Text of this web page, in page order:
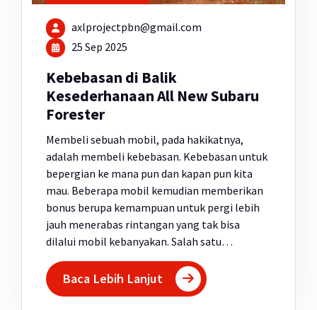
axlprojectpbn@gmail.com
25 Sep 2025
Kebebasan di Balik
Kesederhanaan All New Subaru
Forester
Membeli sebuah mobil, pada hakikatnya,
adalah membeli kebebasan. Kebebasan untuk
bepergian ke mana pun dan kapan pun kita
mau. Beberapa mobil kemudian memberikan
bonus berupa kemampuan untuk pergi lebih
jauh menerabas rintangan yang tak bisa
dilalui mobil kebanyakan. Salah satu…
Baca Lebih Lanjut